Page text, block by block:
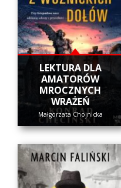
LEKTURA DLA
AMATORÓW
MROCZNYCH
WRAŻEŃ
Małgorzata Chojnicka